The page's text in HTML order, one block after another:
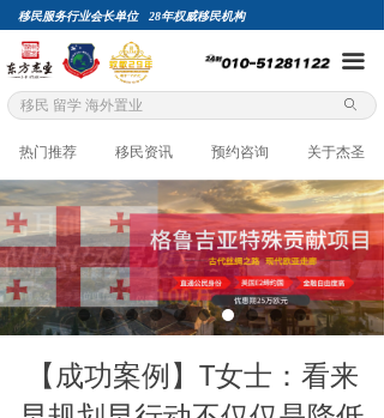
移民服务行业会长单位 28年权威移民机构
끀
ꄙ
热门推荐 移民资讯 预约咨询 关于杰圣
【成功案例】T女士：看来